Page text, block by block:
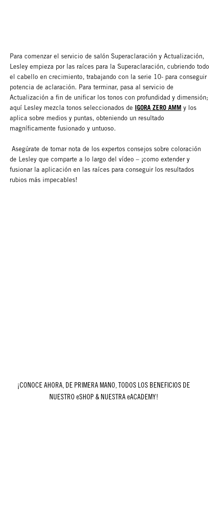
Para comenzar el servicio de salón Superaclaración y Actualización,
Lesley empieza por las raíces para la Superaclaración, cubriendo todo
el cabello en crecimiento, trabajando con la serie 10- para conseguir
potencia de aclaración. Para terminar, pasa al servicio de
Actualización a fin de unificar los tonos con profundidad y dimensión;
aquí Lesley mezcla tonos seleccionados de IGORA ZERO AMM y los
aplica sobre medios y puntas, obteniendo un resultado
magníficamente fusionado y untuoso.
Asegúrate de tomar nota de los expertos consejos sobre coloración
de Lesley que comparte a lo largo del vídeo – ¡como extender y
fusionar la aplicación en las raíces para conseguir los resultados
rubios más impecables!
¡CONOCE AHORA, DE PRIMERA MANO, TODOS LOS BENEFICIOS DE
NUESTRO eSHOP & NUESTRA eACADEMY!